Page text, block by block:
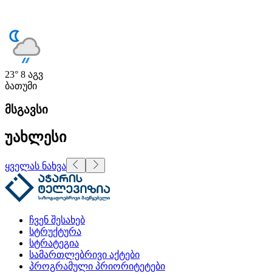
23° 8 აგვ
ბათუმი
მსგავსი
უახლესი
ყველას ნახვა
ჩვენ შესახებ
სტრუქტურა
სტრატეგია
სამართლებრივი აქტები
პროგრამული პრიორიტეტები